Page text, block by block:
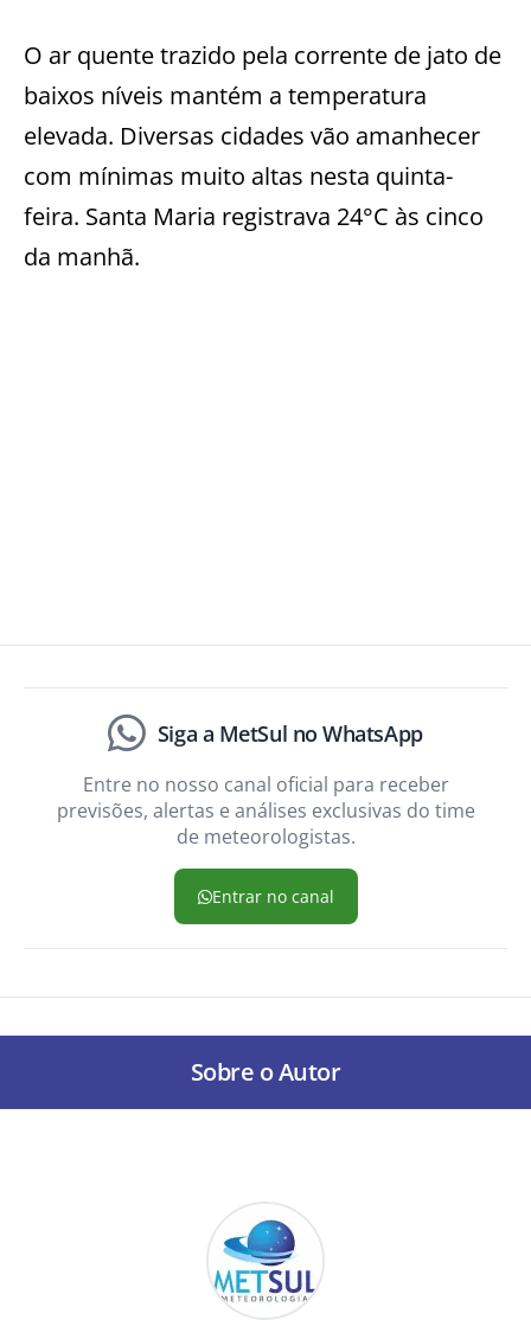
O ar quente trazido pela corrente de jato de
baixos níveis mantém a temperatura
elevada. Diversas cidades vão amanhecer
com mínimas muito altas nesta quinta-
feira. Santa Maria registrava 24°C às cinco
da manhã.
Siga a MetSul no WhatsApp
Entre no nosso canal oficial para receber
previsões, alertas e análises exclusivas do time
de meteorologistas.
Entrar no canal
Sobre o Autor